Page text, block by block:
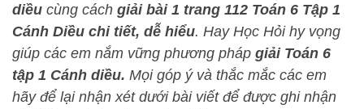
diều cùng cách giải bài 1 trang 112 Toán 6 Tập 1
Cánh Diều chi tiết, dễ hiểu. Hay Học Hỏihy vọng
giúp các em nắm vững phương pháp giải Toán 6
tập 1 Cánh diều. Mọi góp ý và thắc mắc các em
hãy để lại nhận xét dưới bài viết để được ghi nhận